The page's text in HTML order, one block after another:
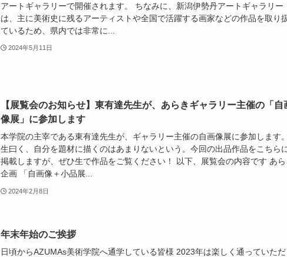
アートギャラリーで開催されます。 ちなみに、新潟伊勢丹アートギャラリー
は、主に美術史に残るアーティストや全国で活躍する画家などの作品を取り
ているため、県内では非常に...
2024年5月11日
【展覧会のお知らせ】東有達先生が、あらきギャラリー主催の「自
像展」に参加します
本学院の主宰である東有達先生が、ギャラリー主催の自画像展に参加します
生曰く、自分を題材に描くのはあまりないという。今回の出品作品をこちら
掲載しますが、ぜひ生で作品をご覧ください！ 以下、展覧会の内容です あら
企画 「自画像＋小品展...
2024年2月8日
年末年始のご挨拶
日頃からAZUMAs美術学院へ通学している皆様 2023年は楽しく通っていただ